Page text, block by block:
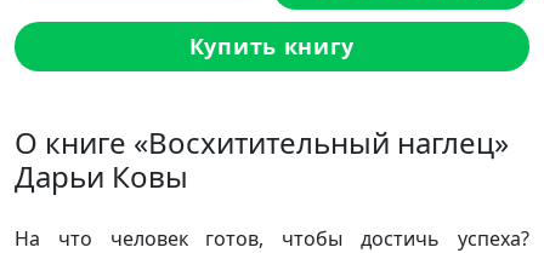
Купить книгу
О книге «Восхитительный наглец»
Дарьи Ковы
На что человек готов, чтобы достичь успеха?